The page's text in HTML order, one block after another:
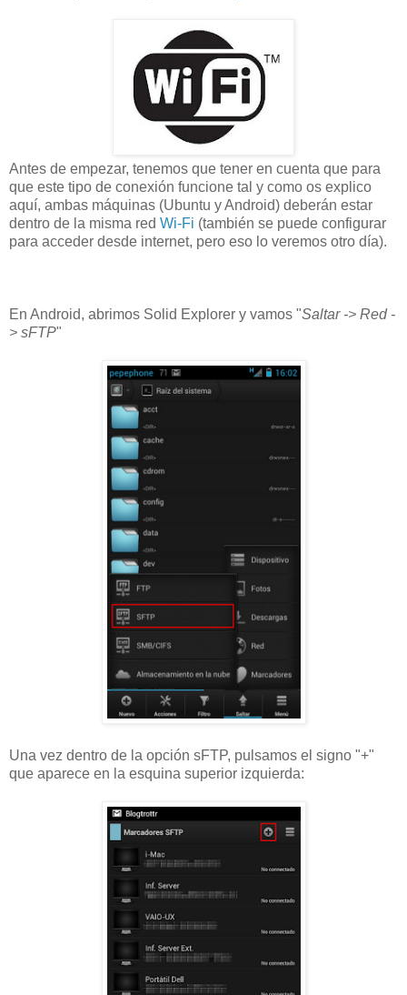
Antes de empezar, tenemos que tener en cuenta que para
que este tipo de conexión funcione tal y como os explico
aquí, ambas máquinas (Ubuntu y Android) deberán estar
dentro de la misma red Wi-Fi (también se puede configurar
para acceder desde internet, pero eso lo veremos otro día).
En Android, abrimos Solid Explorer y vamos "Saltar -> Red -
> sFTP"
Una vez dentro de la opción sFTP, pulsamos el signo "+"
que aparece en la esquina superior izquierda: